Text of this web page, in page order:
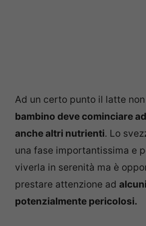
Ad un certo punto il latte
bambino deve cominciare
anche altri nutrienti. Lo
una fase importantissima e
viverla in serenità ma è
prestare attenzione ad
potenzialmente pericolosi.